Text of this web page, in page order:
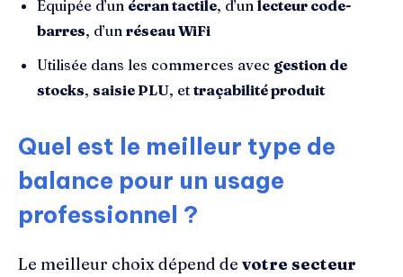
Équipée d’un écran tactile, d’un lecteur code-
barres, d’un réseau WiFi
Utilisée dans les commerces avec gestion de
stocks, saisie PLU, et traçabilité produit
Quel est le meilleur type de
balance pour un usage
professionnel ?
Le meilleur choix dépend de votre secteur